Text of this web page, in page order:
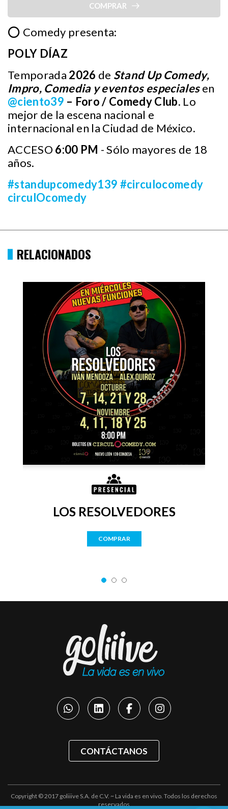
COMPRAR
⭕ Comedy presenta:
POLY DÍAZ
Temporada 2026 de Stand Up Comedy,
Impro, Comedia y eventos especialesen
@ciento39 – Foro / Comedy Club. Lo
mejor de la escena nacional e
internacional en la Ciudad de México.
ACCESO 6:00 PM - Sólo mayores de 18
años.
#standupcomedy139 #circulocomedy
circulOcomedy
RELACIONADOS
LOS RESOLVEDORES
COMPRAR
CONTÁCTANOS
Copyright © 2017 goliiive S.A. de C.V. ~ La vida es en vivo. Todos los derechos
reservados